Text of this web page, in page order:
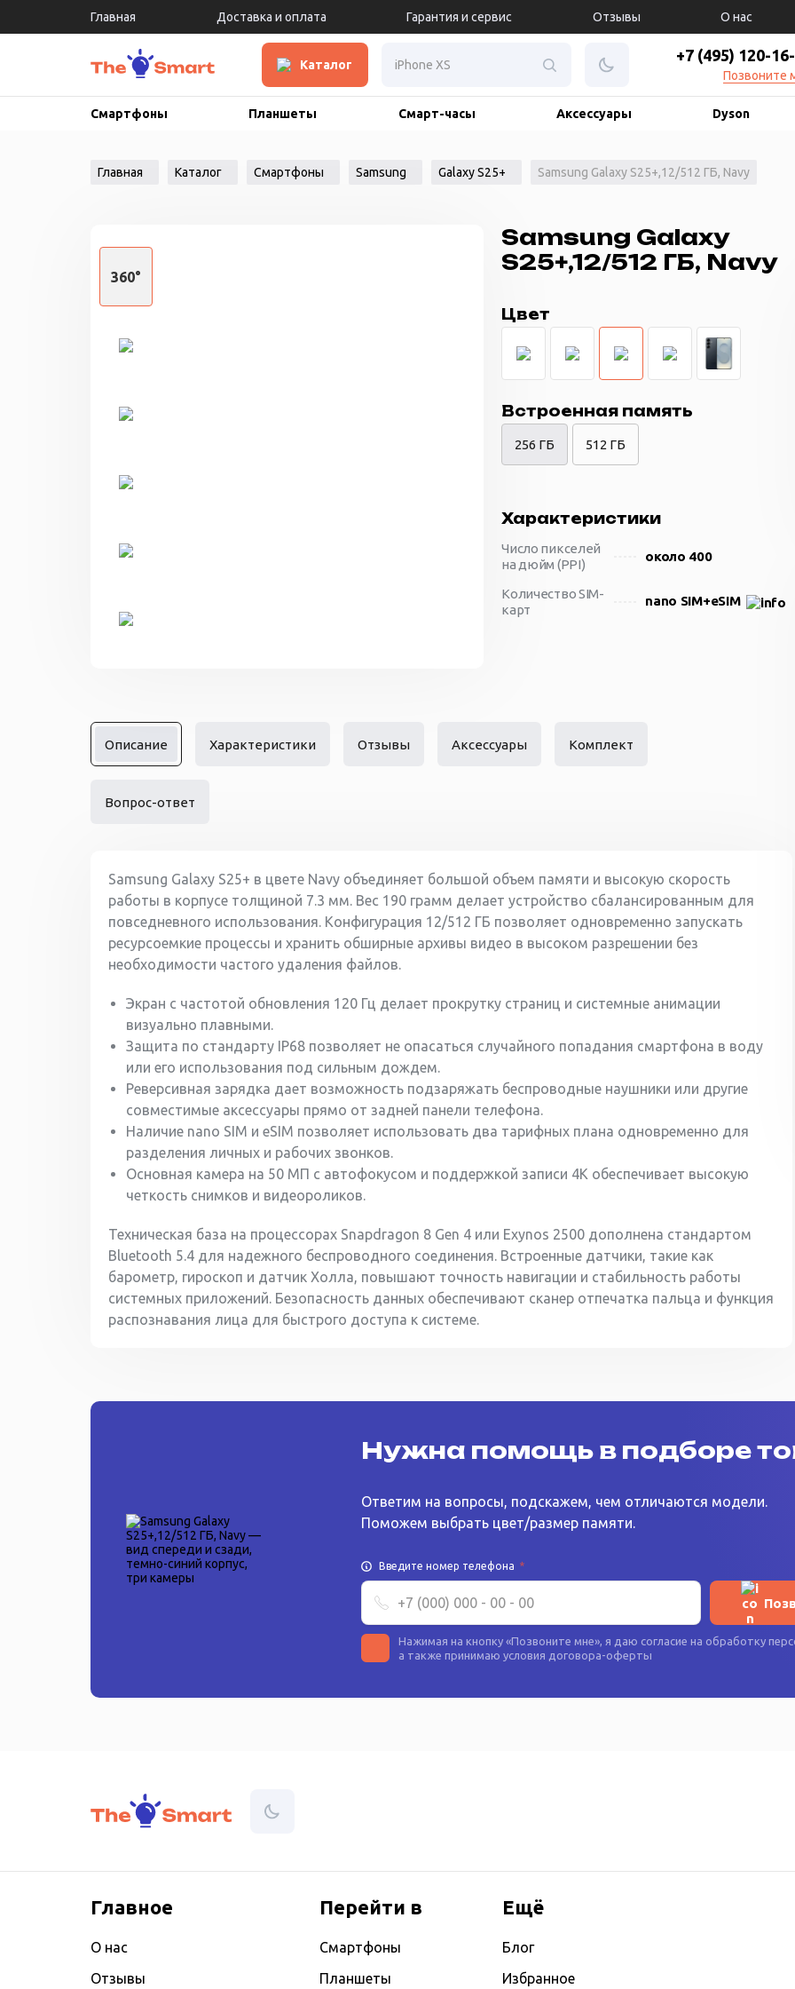
Главная Доставка и оплата Гарантия и сервис Отзывы О нас
Каталог
+7 (495) 120-
Позвоните
Смартфоны Планшеты Смарт-часы Аксессуары Dyson
Главная Каталог Смартфоны Samsung Galaxy S25+ Samsung Galaxy S25+,12/512 ГБ, Navy
360°
Samsung Galaxy
S25+,12/512 ГБ, Navy
Цвет
Встроенная память
256 ГБ 512 ГБ
Характеристики
Число пикселей
на дюйм (PPI)
около 400
Количество SIM-
карт
nano SIM+eSIM
Описание Характеристики Отзывы Аксессуары Комплект
Вопрос-ответ
Samsung Galaxy S25+ в цвете Navy объединяет большой объем памяти и высокую скорость
работы в корпусе толщиной 7.3 мм. Вес 190 грамм делает устройство сбалансированным для
повседневного использования. Конфигурация 12/512 ГБ позволяет одновременно запускать
ресурсоемкие процессы и хранить обширные архивы видео в высоком разрешении без
необходимости частого удаления файлов.
Экран с частотой обновления 120 Гц делает прокрутку страниц и системные анимации
визуально плавными.
Защита по стандарту IP68 позволяет не опасаться случайного попадания смартфона в воду
или его использования под сильным дождем.
Реверсивная зарядка дает возможность подзаряжать беспроводные наушники или другие
совместимые аксессуары прямо от задней панели телефона.
Наличие nano SIM и eSIM позволяет использовать два тарифных плана одновременно для
разделения личных и рабочих звонков.
Основная камера на 50 МП с автофокусом и поддержкой записи 4K обеспечивает высокую
четкость снимков и видеороликов.
Техническая база на процессорах Snapdragon 8 Gen 4 или Exynos 2500 дополнена стандартом
Bluetooth 5.4 для надежного беспроводного соединения. Встроенные датчики, такие как
барометр, гироскоп и датчик Холла, повышают точность навигации и стабильность работы
системных приложений. Безопасность данных обеспечивают сканер отпечатка пальца и функция
распознавания лица для быстрого доступа к системе.
Нужна помощь в подборе
Ответим на вопросы, подскажем, чем отличаются модели.
Поможем выбрать цвет/размер памяти.
Введите номер телефона *
Нажимая на кнопку «Позвоните мне», я даю согласие на обработку
а также принимаю условия договора-оферты
Главное
О нас
Отзывы
Перейти в
Смартфоны
Планшеты
Ещё
Блог
Избранное